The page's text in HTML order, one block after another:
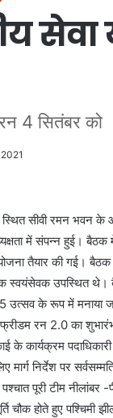
4 सितंबर को
स्थित सीवी रमन भवन
में संपन्न हुई।
तैयार की गई। बैठक
स्वयंसेवक उपस्थित
उत्सव के रूप में मनाया
रन 2.0 का
के कार्यक्रम
निर्देश पर
पूरी टीम नीलांबर -
चौक होते हुए